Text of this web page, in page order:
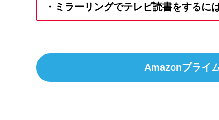
・ミラーリングでテレビ読書をするに
Amazonプライ